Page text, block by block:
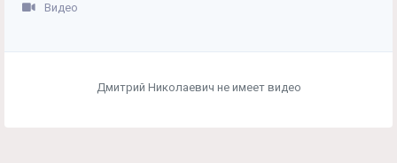
Видео
Дмитрий Николаевич не имеет видео